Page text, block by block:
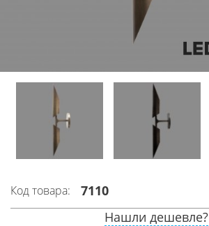
Код товара: 7110
Нашли дешевле?